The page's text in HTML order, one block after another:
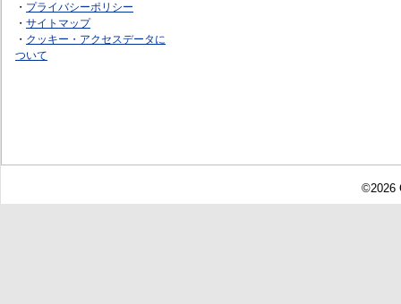
・ プライバシーポリシー
・ サイトマップ
・ クッキー・アクセスデータに
ついて
©2026